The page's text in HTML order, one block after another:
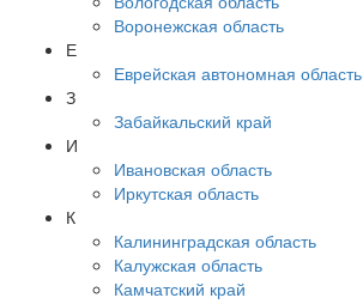
Воронежская область
Е
Еврейская автономная область
З
Забайкальский край
И
Ивановская область
Иркутская область
К
Калининградская область
Калужская область
Камчатский край